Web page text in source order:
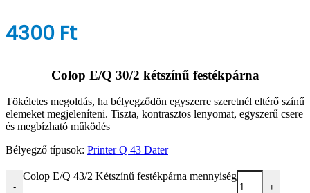
4300 Ft
Colop E/Q 30/2 kétszínű festékpárna
Tökéletes megoldás, ha bélyegződön egyszerre szeretnél eltérő színű
elemeket megjeleníteni. Tiszta, kontrasztos lenyomat, egyszerű csere
és megbízható működés
Bélyegző típusok: Printer Q 43 Dater
-
Colop E/Q 43/2 Kétszínű festékpárna mennyiség
+